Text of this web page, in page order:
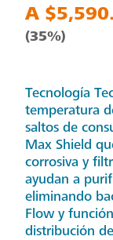
A
(35%)
Tecnología
temperatura
saltos de
Max Shield
corrosiva y
ayudan a
eliminando
Flow y
distribución